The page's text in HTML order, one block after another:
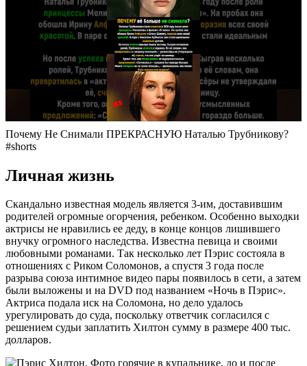
Почему Не Снимали ПРЕКРАСНУЮ Наталью Трубникову?
#shorts
Личная жизнь
Скандально известная модель является 3-им, доставившим
родителей огромные огорчения, ребенком. Особенно выходки
актрисы не нравились ее деду, в конце концов лишившего
внучку огромного наследства. Известна певица и своими
любовными романами. Так несколько лет Пэрис состояла в
отношениях с Риком Соломонов, а спустя 3 года после
разрыва союза интимное видео пары появилось в сети, а затем
были выложены и на DVD под названием «Ночь в Пэрис».
Актриса подала иск на Соломона, но дело удалось
урегулировать до суда, поскольку ответчик согласился с
решением судьи заплатить Хилтон сумму в размере 400 тыс.
долларов.